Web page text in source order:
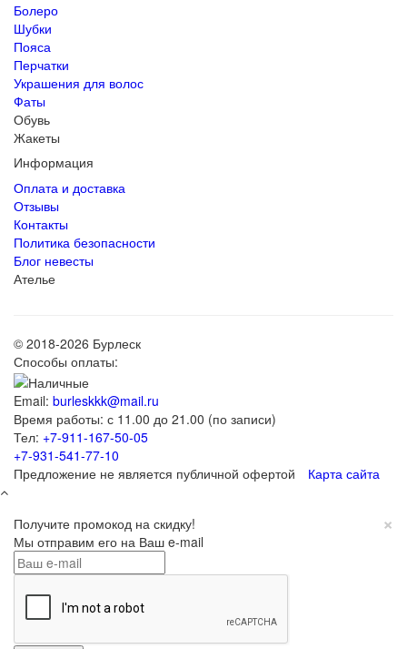
Болеро
Шубки
Пояса
Перчатки
Украшения для волос
Фаты
Обувь
Жакеты
Информация
Оплата и доставка
Отзывы
Контакты
Политика безопасности
Блог невесты
Ателье
© 2018-2026 Бурлеск
Способы оплаты:
Email: burleskkk@mail.ru
Время работы: с 11.00 до 21.00 (по записи)
Тел: +7-911-167-50-05
+7-931-541-77-10
Предложение не является публичной офертой
Карта сайта
×
Получите промокод на скидку!
Мы отправим его на Ваш e-mail